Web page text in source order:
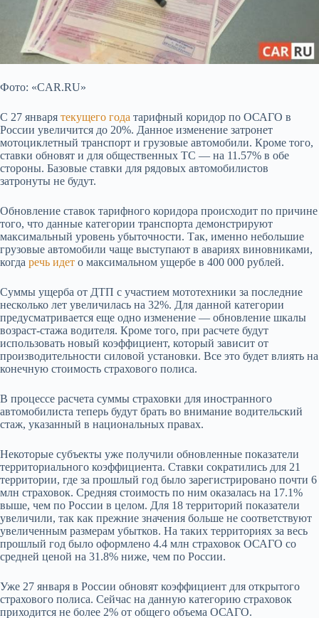
Фото: «CAR.RU»
С 27 января текущего года тарифный коридор по ОСАГО в
России увеличится до 20%. Данное изменение затронет
мотоциклетный транспорт и грузовые автомобили. Кроме того,
ставки обновят и для общественных ТС — на 11.57% в обе
стороны. Базовые ставки для рядовых автомобилистов
затронуты не будут.
Обновление ставок тарифного коридора происходит по причине
того, что данные категории транспорта демонстрируют
максимальный уровень убыточности. Так, именно небольшие
грузовые автомобили чаще выступают в авариях виновниками,
когда речь идет о максимальном ущербе в 400 000 рублей.
Суммы ущерба от ДТП с участием мототехники за последние
несколько лет увеличилась на 32%. Для данной категории
предусматривается еще одно изменение — обновление шкалы
возраст-стажа водителя. Кроме того, при расчете будут
использовать новый коэффициент, который зависит от
производительности силовой установки. Все это будет влиять на
конечную стоимость страхового полиса.
В процессе расчета суммы страховки для иностранного
автомобилиста теперь будут брать во внимание водительский
стаж, указанный в национальных правах.
Некоторые субъекты уже получили обновленные показатели
территориального коэффициента. Ставки сократились для 21
территории, где за прошлый год было зарегистрировано почти 6
млн страховок. Средняя стоимость по ним оказалась на 17.1%
выше, чем по России в целом. Для 18 территорий показатели
увеличили, так как прежние значения больше не соответствуют
увеличенным размерам убытков. На таких территориях за весь
прошлый год было оформлено 4.4 млн страховок ОСАГО со
средней ценой на 31.8% ниже, чем по России.
Уже 27 января в России обновят коэффициент для открытого
страхового полиса. Сейчас на данную категорию страховок
приходится не более 2% от общего объема ОСАГО.